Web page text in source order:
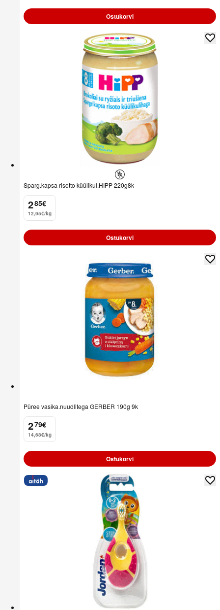
Ostukorvi
Sparg.kapsa risotto küülikul.HIPP 220g8k
2
. 85€
12,95€/kg
Ostukorvi
Püree vasika.nuudlitega GERBER 190g 9k
2
. 79€
14,68€/kg
Ostukorvi